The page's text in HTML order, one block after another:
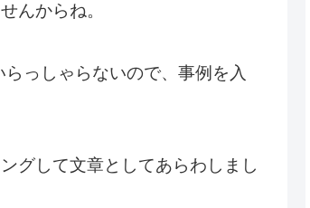
んからね。
っしゃらないので、事例を入
グして文章としてあらわしまし